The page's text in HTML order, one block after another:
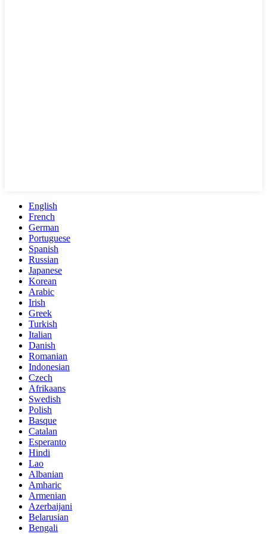
English
French
German
Portuguese
Spanish
Russian
Japanese
Korean
Arabic
Irish
Greek
Turkish
Italian
Danish
Romanian
Indonesian
Czech
Afrikaans
Swedish
Polish
Basque
Catalan
Esperanto
Hindi
Lao
Albanian
Amharic
Armenian
Azerbaijani
Belarusian
Bengali